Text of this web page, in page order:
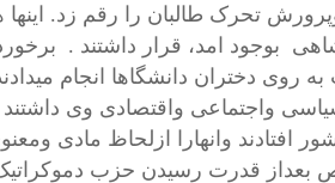
تحرک طالبان را رقم زد.
بوجود امد، قرار داشتند .
به روی دختران دانشگاها انجام
واجتماعی واقتصادی وی
افتادند وانهارا ازلحاظ مادی
بعداز قدرت رسیدن حزب